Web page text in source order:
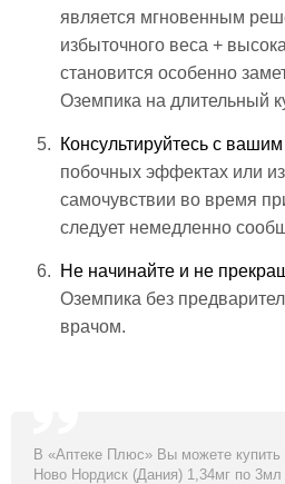
является мгновенным
избыточного веса +
становится особенно
Оземпика на длительный
Консультируйтесь с
побочных эффектах или
самочувствии во время
следует немедленно
Не начинайте и не
Оземпика без
врачом.
В «Аптеке Плюс» Вы можете
Ново Нордиск (Дания) 1,34мг по